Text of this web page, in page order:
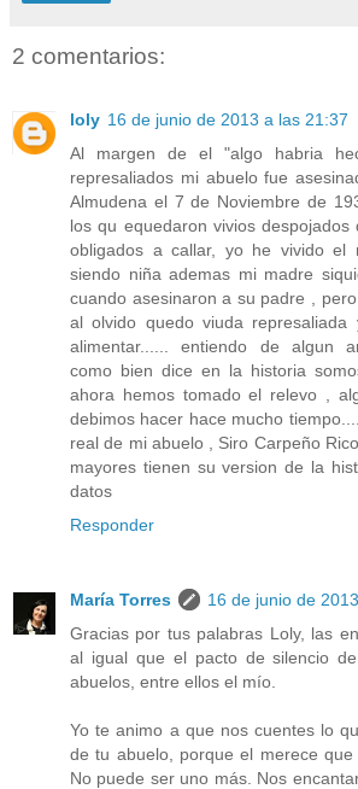
2 comentarios:
loly 16 de junio de 2013 a las 21:37
Al margen de el "algo habria
represaliados mi abuelo fue
Almudena el 7 de Noviembre de
los qu equedaron vivios
obligados a callar, yo he vivido el
siendo niña ademas mi madre
cuando asesinaron a su padre ,
al olvido quedo viuda
alimentar...... entiendo de algun
como bien dice en la historia
ahora hemos tomado el relevo ,
debimos hacer hace mucho
real de mi abuelo , Siro Carpeño
mayores tienen su version de la
datos
Responder
María Torres
16 de junio de
Gracias por tus palabras Loly, las
al igual que el pacto de silencio
abuelos, entre ellos el mío.
Yo te animo a que nos cuentes lo
de tu abuelo, porque el merece que
No puede ser uno más. Nos